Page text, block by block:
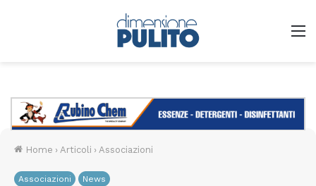
Home › Articoli › Associazioni
Associazioni News